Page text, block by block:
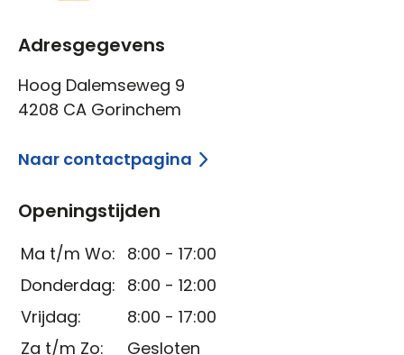
Adresgegevens
Hoog Dalemseweg 9
4208 CA Gorinchem
Naar contactpagina
Openingstijden
Ma t/m Wo: 8:00 - 17:00
Donderdag: 8:00 - 12:00
Vrijdag:
8:00 - 17:00
Za t/m Zo:
Gesloten